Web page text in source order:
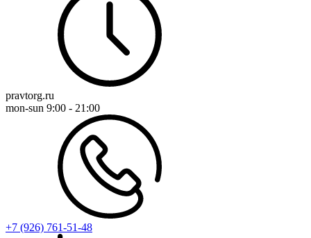
pravtorg.ru
mon-sun 9:00 - 21:00
+7 (926) 761-51-48